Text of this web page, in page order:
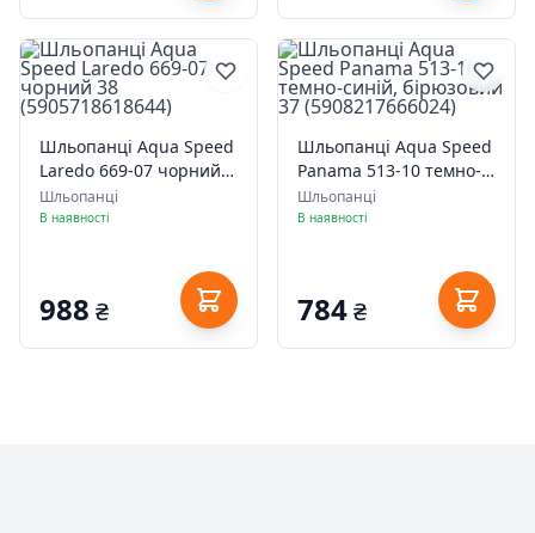
Шльопанці Aqua Speed
Laredo 669-07 чорний
38 (5905718618644)
Шльопанці
В наявності
988 ₴
Шльопанці Aqua Speed
Panama 513-10 темно-
синій, бірюзовий 37
(5908217666024)
Шльопанці
В наявності
784₴